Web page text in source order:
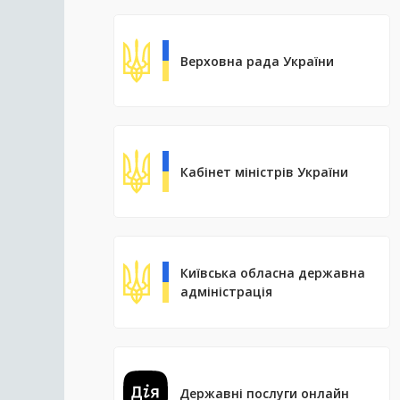
Верховна рада України
Кабінет міністрів України
Київська обласна державна
адміністрація
Державні послуги онлайн